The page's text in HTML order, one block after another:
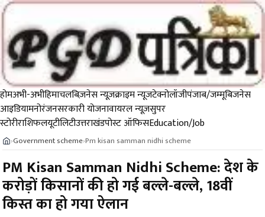
होमअभी-अभीहिमाचलबिज़नेस न्यूज़क्राइम न्यूजटेक्नोलॉजीपंजाब/जम्मूबिजनेस
आइडियामनोरंजनसरकारी योजनावायरल न्यूज़सुपर
स्टोरीराशिफलयूटीलिटीउत्तराखंडपोस्ट ऑफिसEducation/Job
›Government scheme›Pm kisan samman nidhi scheme
PM Kisan Samman Nidhi Scheme: देश के
करोड़ों किसानों की हो गई बल्ले-बल्ले, 18वीं
किस्त का हो गया ऐलान